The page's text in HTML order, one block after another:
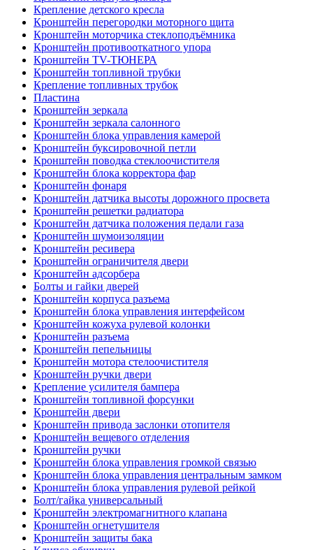
Крепление детского кресла
Кронштейн перегородки моторного щита
Кронштейн моторчика стеклоподъёмника
Кронштейн противооткатного упора
Кронштейн TV-ТЮНЕРА
Кронштейн топливной трубки
Крепление топливных трубок
Пластина
Кронштейн зеркала
Кронштейн зеркала салонного
Кронштейн блока управления камерой
Кронштейн буксировочной петли
Кронштейн поводка стеклоочистителя
Кронштейн блока корректора фар
Кронштейн фонаря
Кронштейн датчика высоты дорожного просвета
Кронштейн решетки радиатора
Кронштейн датчика положения педали газа
Кронштейн шумоизоляции
Кронштейн ресивера
Кронштейн ограничителя двери
Кронштейн адсорбера
Болты и гайки дверей
Кронштейн корпуса разъема
Кронштейн блока управления интерфейсом
Кронштейн кожуха рулевой колонки
Кронштейн разъема
Кронштейн пепельницы
Кронштейн мотора стелоочистителя
Кронштейн ручки двери
Крепление усилителя бампера
Кронштейн топливной форсунки
Кронштейн двери
Кронштейн привода заслонки отопителя
Кронштейн вещевого отделения
Кронштейн ручки
Кронштейн блока управления громкой связью
Кронштейн блока управления центральным замком
Кронштейн блока управления рулевой рейкой
Болт/гайка универсальный
Кронштейн электромагнитного клапана
Кронштейн огнетушителя
Кронштейн защиты бака